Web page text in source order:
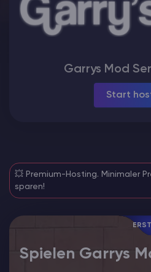
Minecraft Server Mieten
Hytale Hosting 50% OFF
ARK Server Mieten
Garrys Mod
Start
💥 Premium-Hosting. Minimaler
sparen!
Spielen Garrys